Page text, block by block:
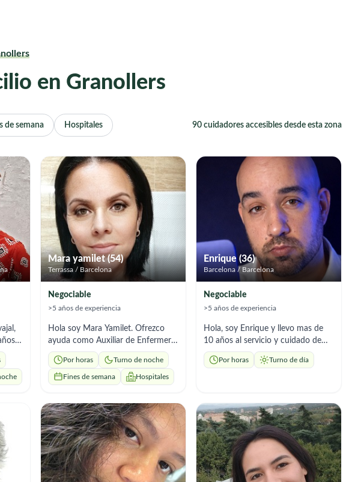
en Granollers
de semana Hospitales 90 cuidadores accesibles desde esta zona
en
Mara yamilet (54)
Terrassa / Barcelona
Negociable
>5 años de experiencia
Hola soy Mara Yamilet. Ofrezco
ayuda como Auxiliar de Enfermería
especializada en Geriatría. Cuento
con más de 18 años de experiencia
dedicados exclusivamente al
permitido desarrollar no solo los
conocimientos técnicos necesarios,
sino también la empatía, paciencia
y sensibilidad que requiere esta
labor. Cuidado y apoyo en el aseo
personal,higiene y confort diario de
Por horas Turno de noche
Fines de semana Hospitales
Enrique (36)
Barcelona / Barcelona
Negociable
>5 años de experiencia
Hola, soy Enrique y llevo mas de
10 años al servicio y cuidado de
pacientes con todo tipo de
dependencias. Enfermedades
relacionados con la salud mental.
Actualmente trabajo como
personal sanitario en el área de
lesiones medulares. Por lo que mi
especialidad es las movilizaciones
de pacientes, cambios posturales, y
Por horas Turno de día